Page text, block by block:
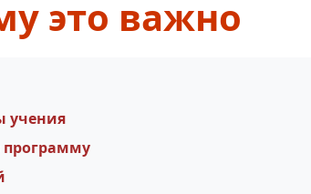
это важно
учения
программу